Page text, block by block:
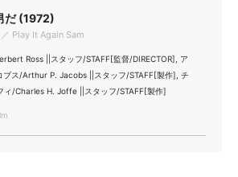
だ (1972)
Play It Again Sam
Ross ||スタッフ/STAFF[監督/DIRECTOR], ア
ブス/Arthur P. Jacobs ||スタッフ/STAFF[製作], チ
ィ/Charles H. Joffe ||スタッフ/STAFF[製作]